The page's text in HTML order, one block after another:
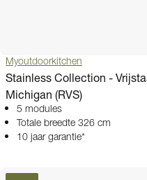
Myoutdoorkitchen
Stainless Collection -
Michigan (RVS)
5 modules
Totale breedte 326 cm
10 jaar garantie*